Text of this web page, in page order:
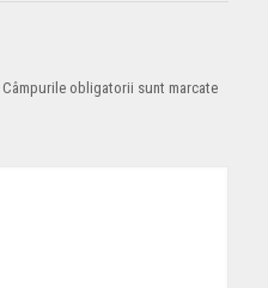
Câmpurile obligatorii sunt marcate